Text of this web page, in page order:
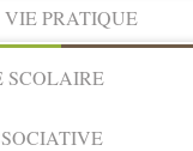
VIE PRATIQUE
SCOLAIRE